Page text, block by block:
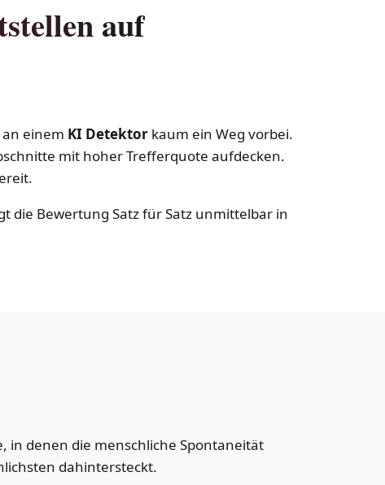
auf
einem KI Detektor kaum ein Weg vorbei.
mit hoher Trefferquote aufdecken.
die Bewertung Satz für Satz unmittelbar in
in denen die menschliche Spontaneität
dahintersteckt.